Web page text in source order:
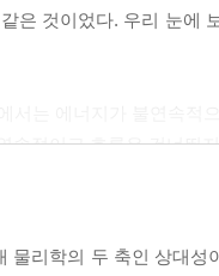
은 것이었다. 우리 눈에
속적이고 흐름은 건너뛰
크의 ‘불확정성의 원리’
물리학의 두 축인 상대